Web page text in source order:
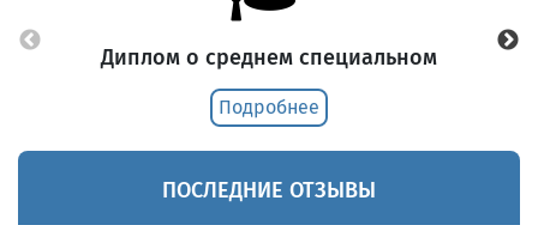
Диплом о среднем специальном
Подробнее
ПОСЛЕДНИЕ ОТЗЫВЫ